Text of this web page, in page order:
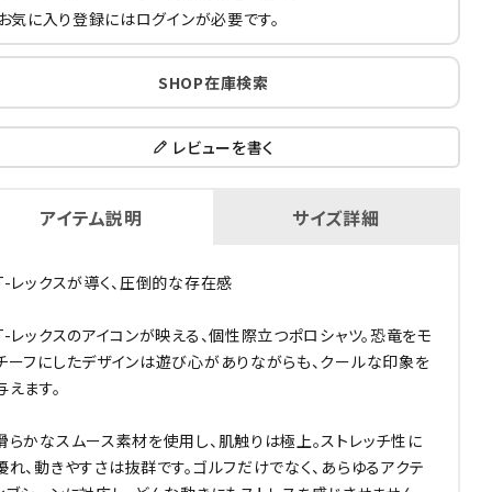
お気に入り登録にはログインが必要です。
SHOP在庫検索
レビューを書く
アイテム説明 サイズ詳細
レックスが導く、圧倒的な存在感
レックスのアイコンが映える、個性際立つポロシャツ。恐竜をモ
ーフにしたデザインは遊び心がありながらも、クールな印象を
えます。
らかなスムース素材を使用し、肌触りは極上。ストレッチ性に
れ、動きやすさは抜群です。ゴルフだけでなく、あらゆるアクテ